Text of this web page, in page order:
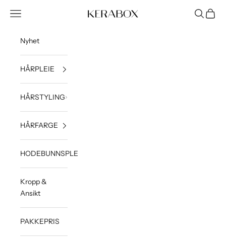
KERABOX
Åpne navigeringsmeny Åpne søk
Åpne
Nyhet
HÅRPLEIE
HÅRSTYLING
HÅRFARGE
HODEBUNNSPLEIE
Kropp &
Ansikt
PAKKEPRIS